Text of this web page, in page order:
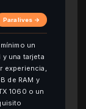
Paralives →
un
una tarjeta
experiencia,
de RAM y
1060 o un